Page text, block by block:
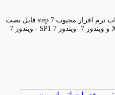
دانلود نرم افزار Step 7 5.2 نسخه نایاب نرم افزار محبوب step 7 قابل نصب
بر روی ویندوزهای XP SP3- 2000 SP3 و ویندوز 7 -ویندوز 7 SP1 - ویندوز 7